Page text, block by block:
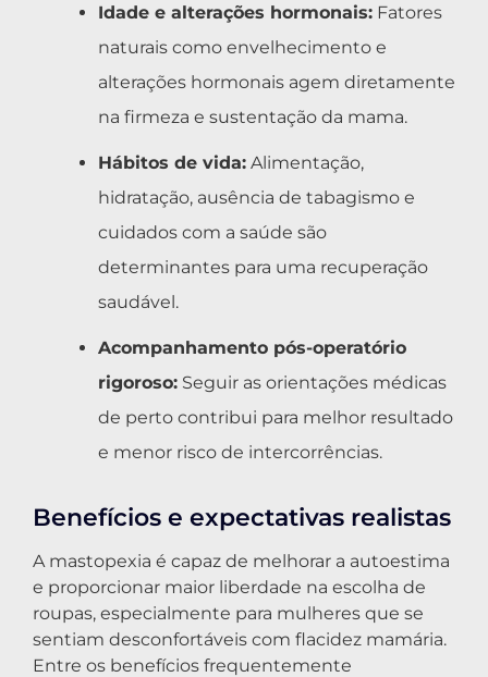
Idade e alterações hormonais: Fatores
naturais como envelhecimento e
alterações hormonais agem diretamente
na firmeza e sustentação da mama.
Hábitos de vida: Alimentação,
hidratação, ausência de tabagismo e
cuidados com a saúde são
determinantes para uma recuperação
saudável.
Acompanhamento pós-operatório
rigoroso: Seguir as orientações médicas
de perto contribui para melhor resultado
e menor risco de intercorrências.
Benefícios e expectativas realistas
A mastopexia é capaz de melhorar a autoestima
e proporcionar maior liberdade na escolha de
roupas, especialmente para mulheres que se
sentiam desconfortáveis com flacidez mamária.
Entre os benefícios frequentemente